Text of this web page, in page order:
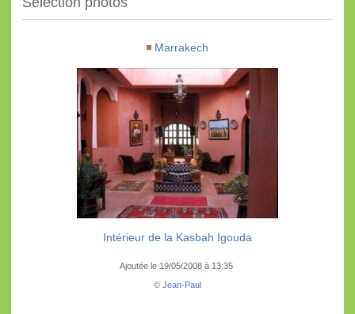
Marrakech
Intérieur de la Kasbah Igouda
Ajoutée le 19/05/2008 à 13:35
© Jean-Paul